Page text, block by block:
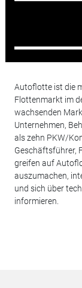
Autoflotte ist die
Flottenmarkt im
wachsenden
Unternehmen,
als zehn PKW/
Geschäftsführer,
greifen auf
auszumachen,
und sich über
informieren.